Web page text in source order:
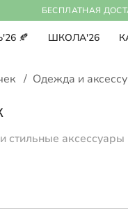
БЕСПЛАТНАЯ
🍂 ШКОЛА'26
/ Одежда и
аксессуары